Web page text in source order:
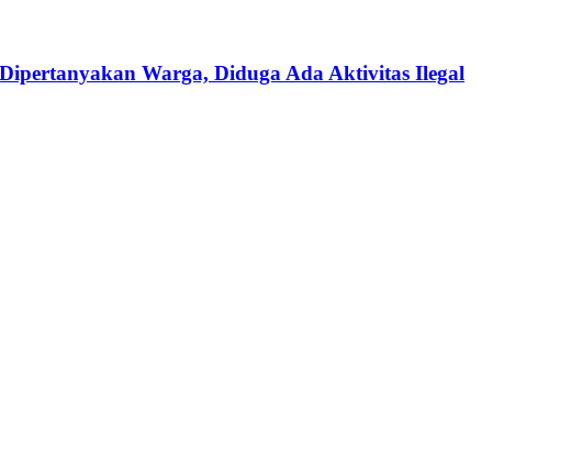
Warga, Diduga Ada Aktivitas Ilegal